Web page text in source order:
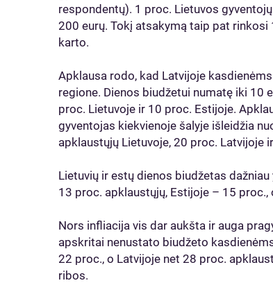
respondentų). 1 proc. Lietuvos
200 eurų. Tokį atsakymą taip pat
karto.
Apklausa rodo, kad Latvijoje
regione. Dienos biudžetui numatę iki 10
proc. Lietuvoje ir 10 proc. Estijoje.
gyventojas kiekvienoje šalyje išleidžia
apklaustųjų Lietuvoje, 20 proc. Latvijoje
Lietuvių ir estų dienos biudžetas
13 proc. apklaustųjų, Estijoje – 15
Nors infliacija vis dar aukšta ir auga
apskritai nenustato biudžeto
22 proc., o Latvijoje net 28 proc.
ribos.